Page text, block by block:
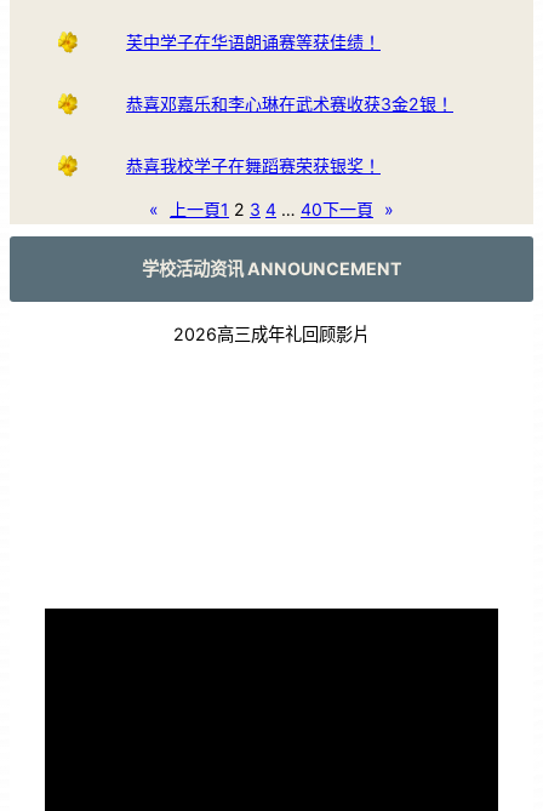
芙中学子在华语朗诵赛等获佳绩！
恭喜邓嘉乐和李心琳在武术赛收获3金2银！
恭喜我校学子在舞蹈赛荣获银奖！
« 上一頁1 2 3 4 … 40下一頁 »
学校活动资讯 ANNOUNCEMENT
2026高三成年礼回顾影片